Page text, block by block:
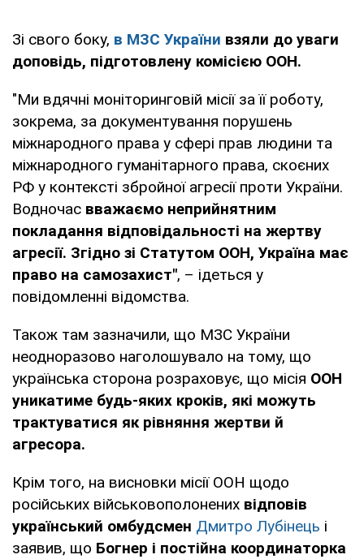
Зі свого боку, в МЗС України взяли до уваги
доповідь, підготовлену комісією ООН.
"Ми вдячні моніторинговій місії за її роботу,
зокрема, за документування порушень
міжнародного права у сфері прав людини та
міжнародного гуманітарного права, скоєних
РФ у контексті збройної агресії проти України.
Водночас вважаємо неприйнятним
покладання відповідальності на жертву
агресії. Згідно зі Статутом ООН, Україна має
право на самозахист", – ідеться у
повідомленні відомства.
Також там зазначили, що МЗС України
неодноразово наголошувало на тому, що
українська сторона розраховує, що місія ООН
уникатиме будь-яких кроків, які можуть
трактуватися як рівняння жертви й
агресора.
Крім того, на висновки місії ООН щодо
російських військовополонених відповів
український омбудсмен Дмитро Лубінець і
заявив, що Богнер і постійна координаторка